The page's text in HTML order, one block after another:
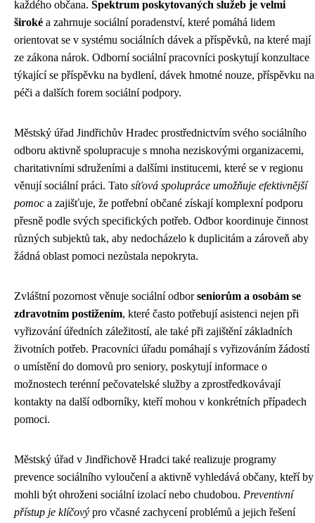
každého občana. Spektrum poskytovaných služeb je velmi
široké a zahrnuje sociální poradenství, které pomáhá lidem
orientovat se v systému sociálních dávek a příspěvků, na které mají
ze zákona nárok. Odborní sociální pracovníci poskytují konzultace
týkající se příspěvku na bydlení, dávek hmotné nouze, příspěvku na
péči a dalších forem sociální podpory.
Městský úřad Jindřichův Hradec prostřednictvím svého sociálního
odboru aktivně spolupracuje s mnoha neziskovými organizacemi,
charitativními sdruženími a dalšími institucemi, které se v regionu
věnují sociální práci. Tato síťová spolupráce umožňuje efektivnější
pomoc a zajišťuje, že potřební občané získají komplexní podporu
přesně podle svých specifických potřeb. Odbor koordinuje činnost
různých subjektů tak, aby nedocházelo k duplicitám a zároveň aby
žádná oblast pomoci nezůstala nepokryta.
Zvláštní pozornost věnuje sociální odborseniorům a osobám se
zdravotním postižením, které často potřebují asistenci nejen při
vyřizování úředních záležitostí, ale také při zajištění základních
životních potřeb. Pracovníci úřadu pomáhají s vyřizováním žádostí
o umístění do domovů pro seniory, poskytují informace o
možnostech terénní pečovatelské služby a zprostředkovávají
kontakty na další odborníky, kteří mohou v konkrétních případech
pomoci.
Městský úřad v Jindřichově Hradci také realizuje programy
prevence sociálního vyloučení a aktivně vyhledává občany, kteří by
mohli být ohroženi sociální izolací nebo chudobou. Preventivní
přístup je klíčový pro včasné zachycení problémů a jejich řešení